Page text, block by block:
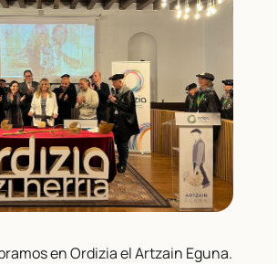
en Ordizia el Artzain Eguna.